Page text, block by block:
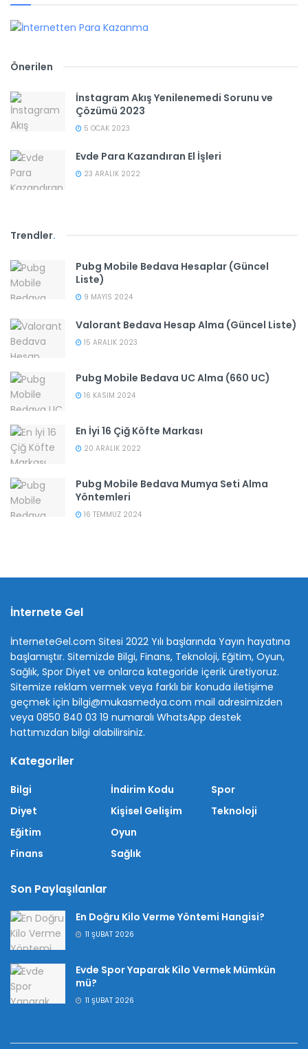
Önerilen
İnstagram Akış Yenilenemedi Sorunu ve
Çözümü 2023
5 OCAK 2023
Evde Para Kazandıran El İşleri
23 ARALIK 2022
Trendler.
Pubg Mobile Bedava Hesaplar (Güncel
Liste)
9 MAYIS 2024
Valorant Bedava Hesap Alma (Güncel Liste)
15 ARALIK 2023
Pubg Mobile Bedava UC Alma (660 UC)
16 KASIM 2024
En İyi 16 Çiğ Köfte Markası
20 ARALIK 2022
Pubg Mobile Bedava Mumya Seti Alma
Yöntemleri
16 TEMMUZ 2024
İnternete Gel
İnterneteGel.com Sitesi 2022 Yılı başlarında Yayın hayatına
başlamıştır. Sitemizde Bilgi, Finans, Teknoloji, Eğitim, Oyun,
Sağlık, Spor Diyet ve onlarca kategoride içerik üretiyoruz.
Sitemize reklam vermek veya farklı bir konuda iletişime
geçmek için bilgi@mukasmedya.com mail adresimizden
veya 0850 840 03 19 numaralı WhatsApp destek
hattımızdan bilgi alabilirsiniz.
Kategoriler
Bilgi
Diyet
Eğitim
Finans
İndirim Kodu
Kişisel Gelişim
Oyun
Sağlık
Spor
Teknoloji
Son Paylaşılanlar
En Doğru Kilo Verme Yöntemi Hangisi?
11 ŞUBAT 2026
Evde Spor Yaparak Kilo Vermek Mümkün
mü?
11 ŞUBAT 2026